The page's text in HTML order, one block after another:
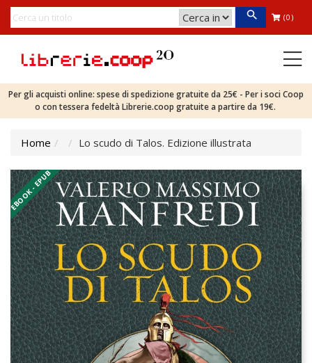
(0)
Per gli acquisti online: spese di spedizione gratuite da 25€ - Per i soci Coop
o con tessera fedeltà Librerie.coop gratuite a partire da 19€.
Home Lo scudo di Talos. Edizione illustrata
EBOOK - EPUB